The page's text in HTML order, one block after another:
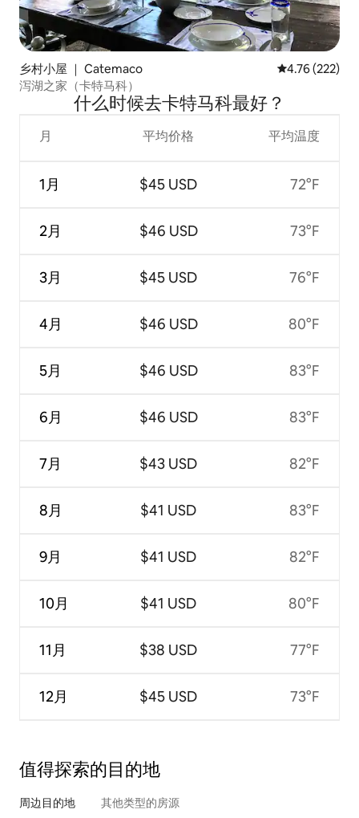
乡村小屋 ｜ Catemaco 平均评分 4.76
4.76 (222)
泻湖之家（卡特马科）
什么时候去卡特马科最好？
月
1月
2月
3月
4月
5月
6月
7月
8月
9月
10月
11月
12月
平均价格
$45 USD
$46 USD
$45 USD
$46 USD
$46 USD
$46 USD
$43 USD
$41 USD
$41 USD
$41 USD
$38 USD
$45 USD
平均温度
72°F
73°F
76°F
80°F
83°F
83°F
82°F
83°F
82°F
80°F
77°F
73°F
值得探索的目的地
周边目的地 其他类型的房源